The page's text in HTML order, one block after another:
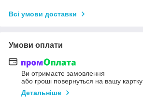
Всі умови доставки
Умови оплати
Ви отримаєте замовлення
або гроші повернуться на вашу картку
Детальніше